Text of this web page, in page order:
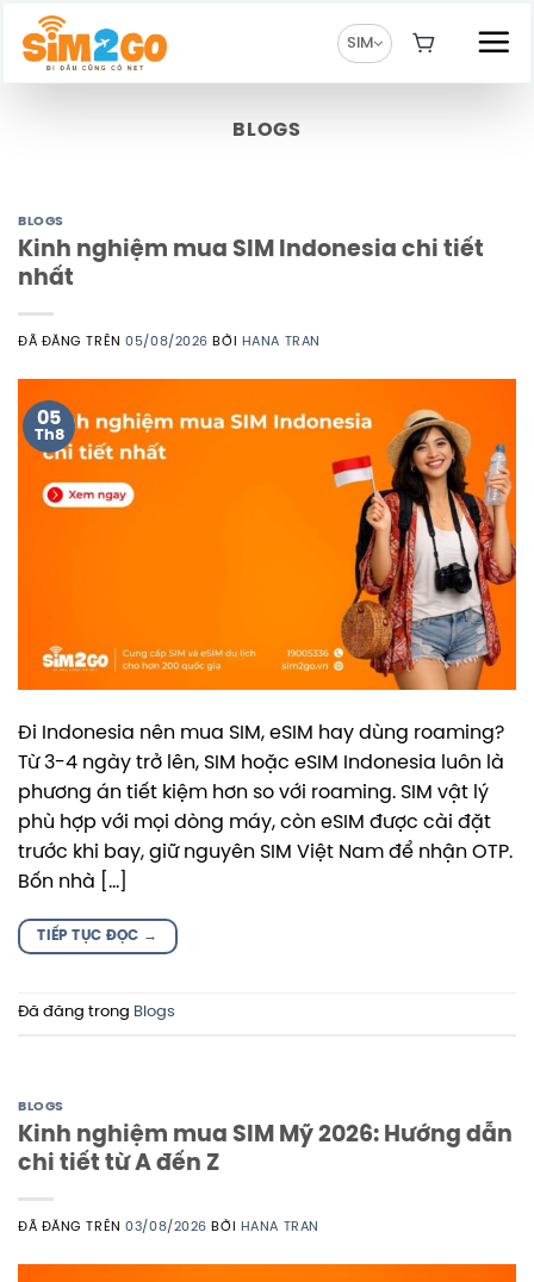
Chuyển
đến
SIM
BLOGS
BLOGS
Kinh nghiệm mua SIM Indonesia chi tiết
nhất
ĐÃ ĐĂNG TRÊN05/08/2026 BỞI HANA TRAN
05
Th8
Đi Indonesia nên mua SIM, eSIM hay dùng roaming?
Từ 3-4 ngày trở lên, SIM hoặc eSIM Indonesia luôn là
phương án tiết kiệm hơn so với roaming. SIM vật lý
phù hợp với mọi dòng máy, còn eSIM được cài đặt
trước khi bay, giữ nguyên SIM Việt Nam để nhận OTP.
Bốn nhà […]
TIẾP TỤC ĐỌC →
Đã đăng trong Blogs
BLOGS
Kinh nghiệm mua SIM Mỹ 2026: Hướng dẫn
chi tiết từ A đến Z
ĐÃ ĐĂNG TRÊN03/08/2026 BỞI HANA TRAN